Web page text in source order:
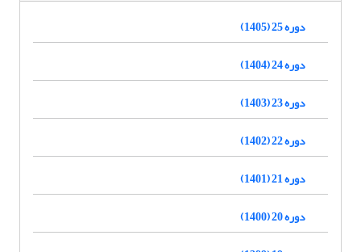
دوره 25 (1405)
دوره 24 (1404)
دوره 23 (1403)
دوره 22 (1402)
دوره 21 (1401)
دوره 20 (1400)